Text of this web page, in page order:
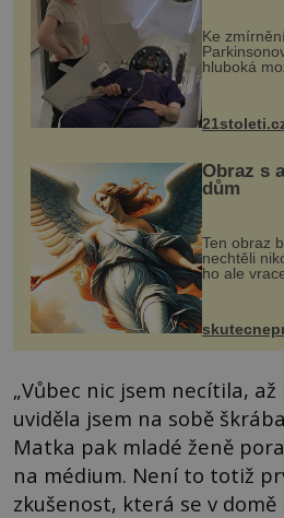
Ke
hluboká
však
k
Obraz s
dům
Ten obraz
nechtěli
ho ale
manželem
chaloupku,
Čech, kde
„Vůbec nic jsem necítila, až
uviděla jsem na sobě
Matka pak mladé ženě
na médium. Není to totiž
zkušenost, která se v